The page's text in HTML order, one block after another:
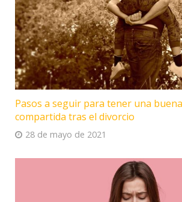
Pasos a seguir para tener una
compartida tras el divorcio
28 de mayo de 2021